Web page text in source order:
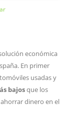
económica
En primer
usadas y
bajosque los
dinero en el